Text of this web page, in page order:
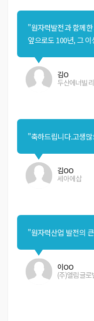
"원자력발전과 함께
앞으로도 100년, 그
김O
두산에너빌
"축하드립니다.고생
김OO
세아에삽
"원자력산업 발전의
이OO
(주)엘림글로